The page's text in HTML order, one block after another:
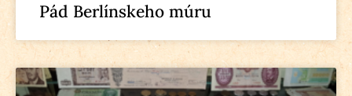
Pád Berlínskeho múru